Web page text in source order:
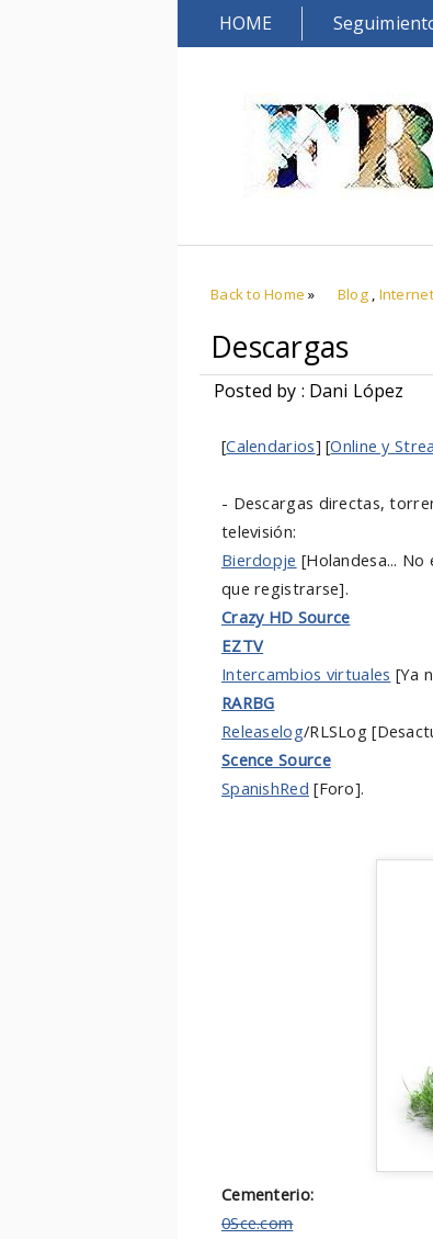
HOME
Back to Home » Blog, Internet
Descargas
Posted by : Dani López
[Calendarios] [Online y
- Descargas directas,
televisión:
Bierdopje [Holandesa...
que registrarse].
Crazy HD Source
EZTV
Intercambios virtuales [Ya
RARBG
Releaselog/RLSLog
Scence Source
SpanishRed [Foro].
Cementerio:
0Sce.com